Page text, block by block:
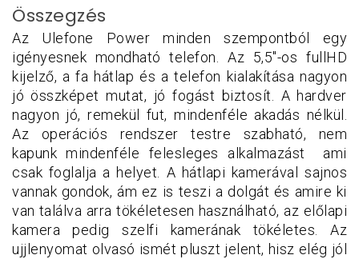
Összegzés
Az Ulefone Power minden szempontból egy
igényesnek mondható telefon. Az 5,5"-os fullHD
kijelző, a fa hátlap és a telefon kialakítása nagyon
jó összképet mutat, jó fogást biztosít. A hardver
nagyon jó, remekül fut, mindenféle akadás nélkül.
Az operációs rendszer testre szabható, nem
kapunk mindenféle felesleges alkalmazást ami
csak foglalja a helyet. A hátlapi kamerával sajnos
vannak gondok, ám ez is teszi a dolgát és amire ki
van találva arra tökéletesen használható, az előlapi
kamera pedig szelfi kamerának tökéletes. Az
ujjlenyomat olvasó ismét pluszt jelent, hisz elég jól